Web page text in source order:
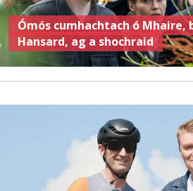
Ómós cumhachtach ó Mhaire,
Hansard, ag a shochraid